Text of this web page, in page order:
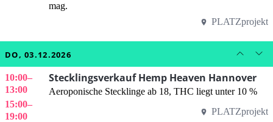
mag.
PLATZprojekt
DO, 03.12.2026
10:00–
13:00
15:00–
19:00
Stecklingsverkauf Hemp Heaven Hannover
Aeroponische Stecklinge ab 18, THC liegt unter 10 %
PLATZprojekt